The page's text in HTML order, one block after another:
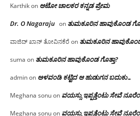
Karthikon ಆಟೋ ಚಾಲಕರ ಕನ್ನಡ ಪ್ರೇಮ
Dr. O Nagaraju on ತುಮಕೂರಿನ ಹಾವುಕೊಂಡ
ವಾಜಿದ್ ಖಾನ್ ತೋವಿನಕೆರೆ on ತುಮಕೂರಿನ ಹಾವುಕೊಂಡ
suma on ತುಮಕೂರಿನ ಹಾವುಕೊಂಡ ಗೊತ್ತಾ?
adminon ಅಳವಂಡಿ ಕಟ್ಟಿದ ಆ ಹುಡುಗನ ಬದುಕು…
Meghana sonuon ವಯಸ್ಸು ಇಪ್ಪತ್ತೆಂಟು ಸೇವೆ
Meghana sonuon ವಯಸ್ಸು ಇಪ್ಪತ್ತೆಂಟು ಸೇವೆ